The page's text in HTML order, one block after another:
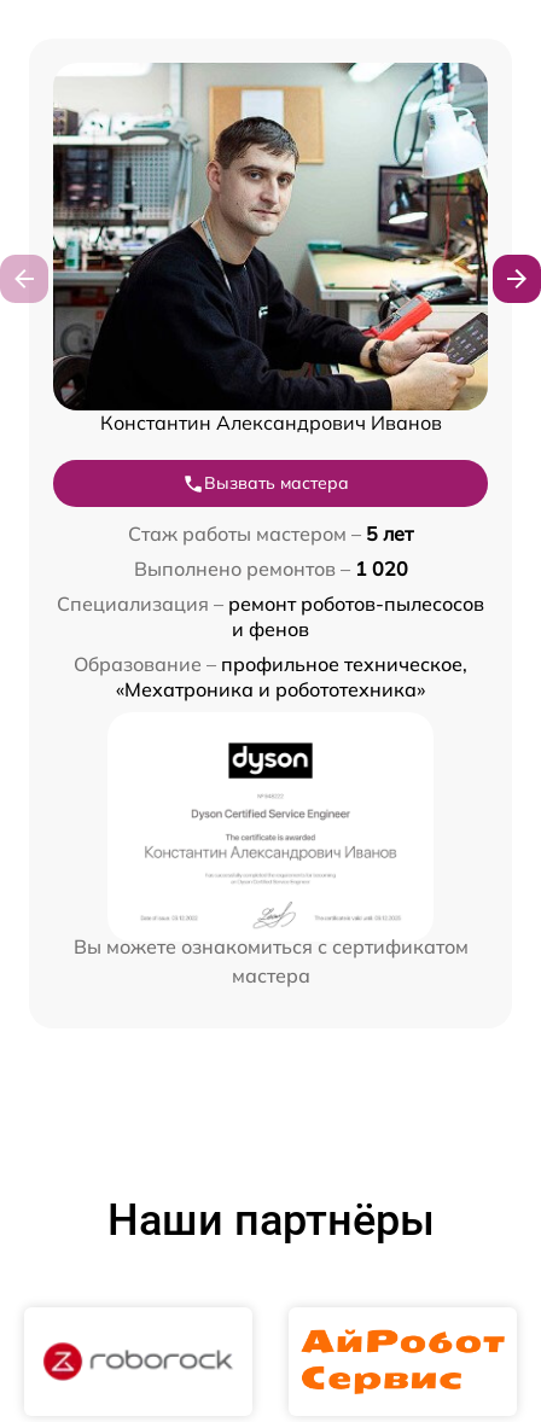
Константин Александрович Иванов
Вызвать мастера
Стаж работы мастером – 5 лет
Выполнено ремонтов – 1 020
Специализация – ремонт роботов-пылесосов
и фенов
Образование – профильное техническое,
«Мехатроника и робототехника»
Вы можете ознакомиться с сертификатом
мастера
Наши партнёры